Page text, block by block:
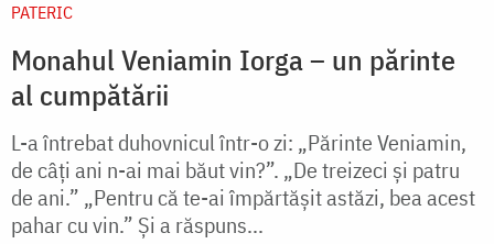
PATERIC
Monahul Veniamin Iorga – un părinte
al cumpătării
L-a întrebat duhovnicul într-o zi: „Părinte Veniamin,
de câţi ani n-ai mai băut vin?”. „De treizeci şi patru
de ani.” „Pentru că te-ai împărtăşit astăzi, bea acest
pahar cu vin.” Şi a răspuns...